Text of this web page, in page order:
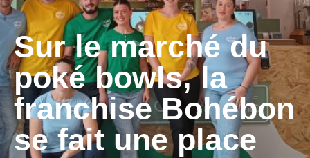
Sur le marché du
poké bowls, la
franchise Bohébon
se fait une place